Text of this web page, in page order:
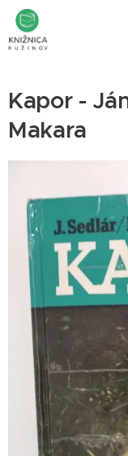
Kapor -
Makara